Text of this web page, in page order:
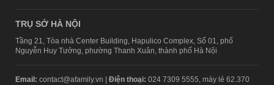
TRỤ SỞ HÀ NỘI
Tầng 21, Tòa nhà Center Building, Hapulico Complex, Số 01, phố
Nguyễn Huy Tưởng, phường Thanh Xuân, thành phố Hà Nội
Email: contact@afamily.vn | Điện thoại: 024 7309 5555, máy lẻ 62.370